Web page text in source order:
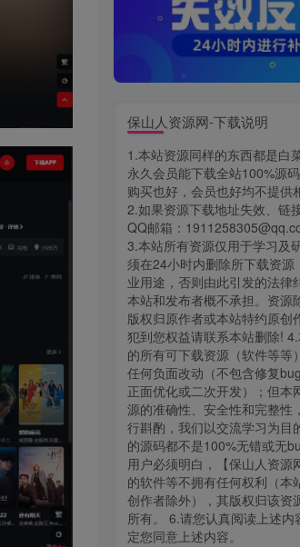
保山人资源网-下载说明
1.本站资源同样的东西都是白
永久会员能下载全站100%源
购买也好，会员也好均不提供
2.如果资源下载地址失效、链
QQ邮箱：
3.本站所有资源仅用于学习及
须在24小时内删除所下载资源
业用途，否则由此引发的法律
本站和发布者概不承担。资源
版权归原作者或本站特约原创
犯到您权益请联系本站删除!
的所有可下载资源（软件等等
任何负面改动（不包含修复
正面优化或二次开发）；但本
源的准确性、安全性和完整性
行斟酌，我们以交流学习为目
的源码都不是100%无错或无
用户必须明白，【保山人资源
的软件等不拥有任何权利（本
创作者除外），其版权归该资
所有。 6.请您认真阅读上述内
定您同意上述内容。